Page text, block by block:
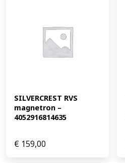
SILVERCREST RVS
magnetron –
4052916814635
€ 159,00